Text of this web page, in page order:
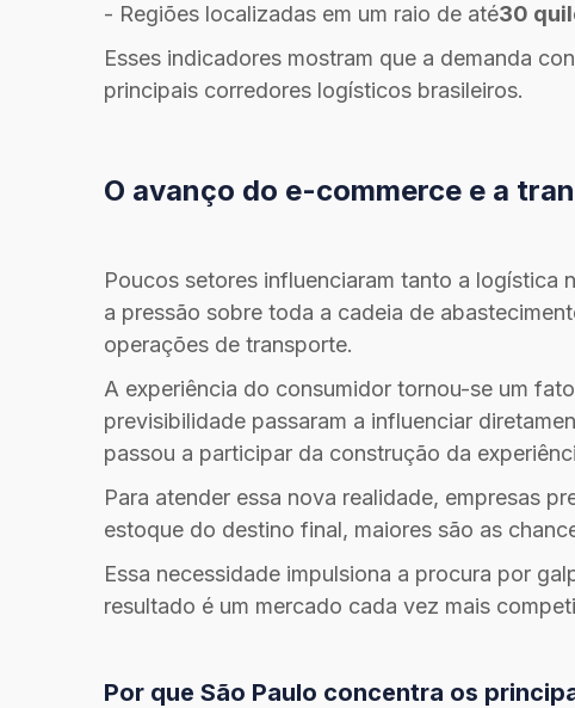
- Regiões localizadas em um raio de até30
Esses indicadores mostram que a demanda
principais corredores logísticos brasileiros.
O avanço do e-commerce e a
Poucos setores influenciaram tanto a logística
a pressão sobre toda a cadeia de
operações de transporte.
A experiência do consumidor tornou-se um
previsibilidade passaram a influenciar
passou a participar da construção da
Para atender essa nova realidade, empresas
estoque do destino final, maiores são as
Essa necessidade impulsiona a procura por
resultado é um mercado cada vez mais
Por que São Paulo concentra os